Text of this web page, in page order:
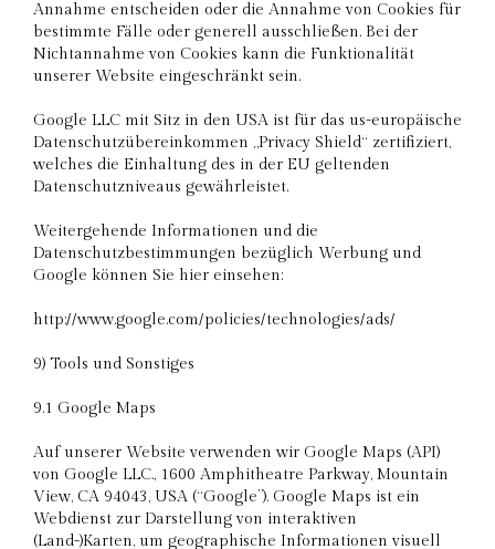
Annahme entscheiden oder die Annahme von Cookies für
bestimmte Fälle oder generell ausschließen. Bei der
Nichtannahme von Cookies kann die Funktionalität
unserer Website eingeschränkt sein.
Google LLC mit Sitz in den USA ist für das us-europäische
Datenschutzübereinkommen „Privacy Shield“ zertifiziert,
welches die Einhaltung des in der EU geltenden
Datenschutzniveaus gewährleistet.
Weitergehende Informationen und die
Datenschutzbestimmungen bezüglich Werbung und
Google können Sie hier einsehen:
http://www.google.com/policies/technologies/ads/
9) Tools und Sonstiges
9.1 Google Maps
Auf unserer Website verwenden wir Google Maps (API)
von Google LLC., 1600 Amphitheatre Parkway, Mountain
View, CA 94043, USA (“Google”). Google Maps ist ein
Webdienst zur Darstellung von interaktiven
(Land-)Karten, um geographische Informationen visuell